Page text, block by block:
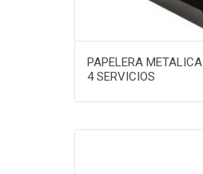
PAPELERA METALICA
4 SERVICIOS